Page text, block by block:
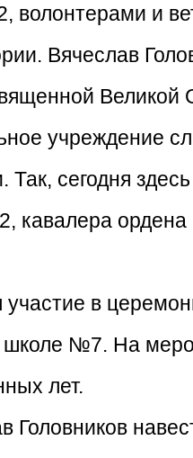
и
Вячеслав
Великой
учреждение
Так, сегодня
кавалера
участие в
школе №7. На
лет.
Головников